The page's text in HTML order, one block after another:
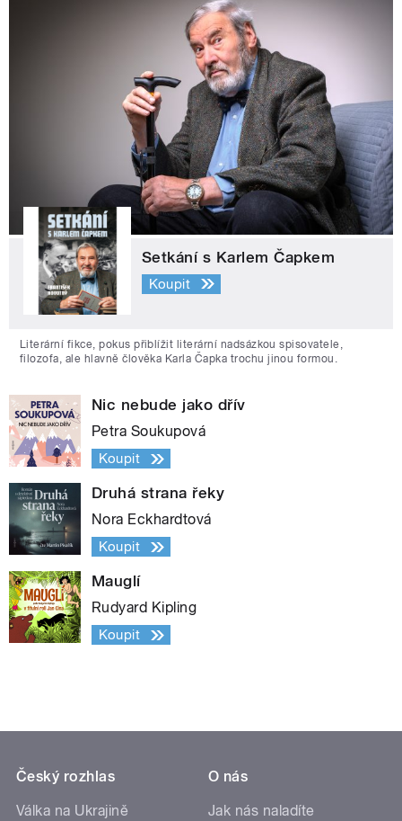
Setkání s Karlem Čapkem
Koupit
Literární fikce, pokus přiblížit literární nadsázkou spisovatele,
filozofa, ale hlavně člověka Karla Čapka trochu jinou formou.
Nic nebude jako dřív
Petra Soukupová
Koupit
Druhá strana řeky
Nora Eckhardtová
Koupit
Mauglí
Rudyard Kipling
Koupit
Český rozhlas
Válka na Ukrajině
O nás
Jak nás naladíte